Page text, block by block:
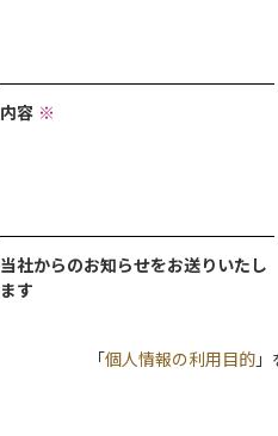
内容 ※
当社からのお知らせをお送りいたし
ます
「個人情報の利用目的